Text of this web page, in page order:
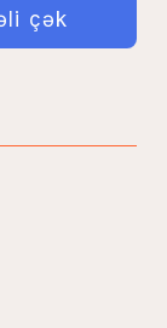
çək